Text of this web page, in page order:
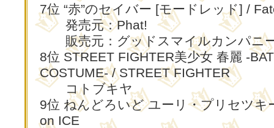
7位 “赤”のセイバー [モードレッド] /
発売元：Phat!
販売元：グッドスマイルカンパニ
8位 STREET FIGHTER美少女 春麗 -
COSTUME- / STREET FIGHTER
コトブキヤ
9位 ねんどろいど ユーリ・プリセツキ
on ICE